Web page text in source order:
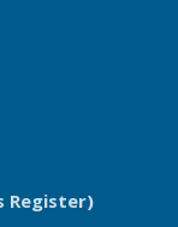
Register)